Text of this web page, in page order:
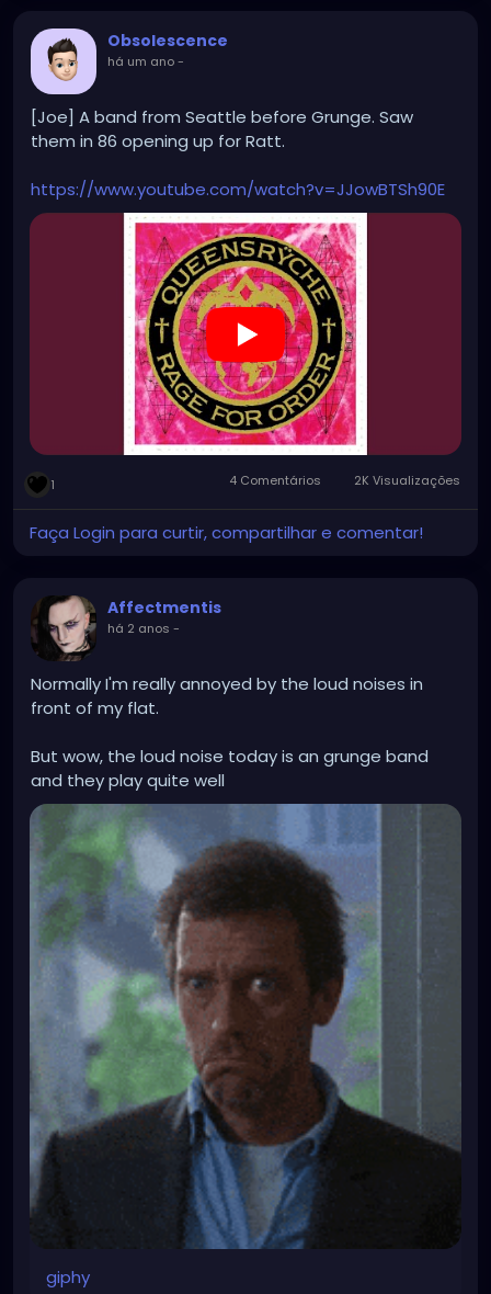
Obsolescence
há um ano-
[Joe] A band from Seattle before Grunge. Saw
them in 86 opening up for Ratt.
https://www.youtube.com/watch?v=JJowBTSh90E
1 4 Comentários 2K Visualizações
Faça Login para curtir, compartilhar e comentar!
Affectmentis
há 2 anos -
Normally I'm really annoyed by the loud noises in
front of my flat.
But wow, the loud noise today is an grunge band
and they play quite well
giphy